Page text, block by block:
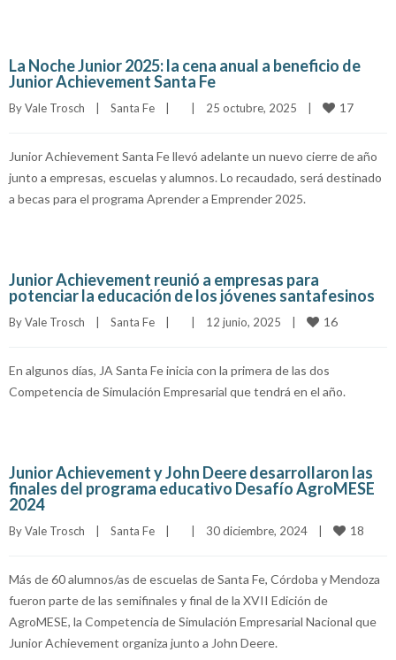
La Noche Junior 2025: la cena anual a beneficio de
Junior Achievement Santa Fe
By Vale Trosch Santa Fe 25 octubre, 2025 17
Junior Achievement Santa Fe llevó adelante un nuevo cierre de año
junto a empresas, escuelas y alumnos. Lo recaudado, será destinado
a becas para el programa Aprender a Emprender 2025.
Junior Achievement reunió a empresas para
potenciar la educación de los jóvenes santafesinos
By Vale Trosch Santa Fe 12 junio, 2025 16
En algunos días, JA Santa Fe inicia con la primera de las dos
Competencia de Simulación Empresarial que tendrá en el año.
Junior Achievement y John Deere desarrollaron las
finales del programa educativo Desafío AgroMESE
2024
By Vale Trosch Santa Fe 30 diciembre, 2024 18
Más de 60 alumnos/as de escuelas de Santa Fe, Córdoba y Mendoza
fueron parte de las semifinales y final de la XVII Edición de
AgroMESE, la Competencia de Simulación Empresarial Nacional que
Junior Achievement organiza junto a John Deere.